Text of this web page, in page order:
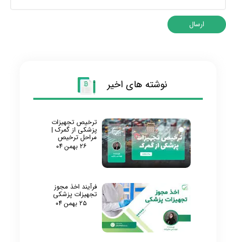
ارسال
نوشته های اخیر
ترخیص تجهیزات
پزشکی از گمرک |
مراحل ترخیص
۲۶ بهمن ۰۴
فرآیند اخذ مجوز
تجهیزات پزشکی
۲۵ بهمن ۰۴